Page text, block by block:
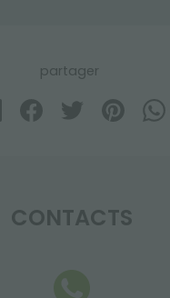
partager
CONTACTS